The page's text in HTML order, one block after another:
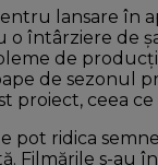
lansare în
o întârziere de
de
de sezonul
proiect, ceea
pot ridica
Filmările s-au